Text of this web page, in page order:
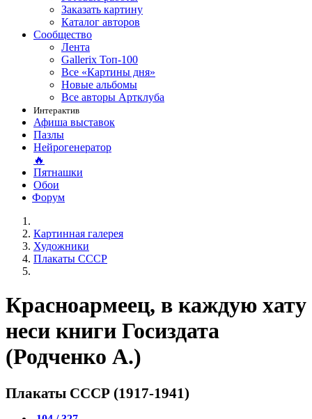
Заказать картину
Каталог авторов
Сообщество
Лента
Gallerix Топ-100
Все «Картины дня»
Новые альбомы
Все авторы Артклуба
Интерактив
Афиша выставок
Пазлы
Нейрогенератор
🔥
Пятнашки
Обои
Форум
Картинная галерея
Художники
Плакаты СССР
Красноармеец, в каждую хату
неси книги Госиздата
(Родченко А.)
Плакаты СССР (1917-1941)